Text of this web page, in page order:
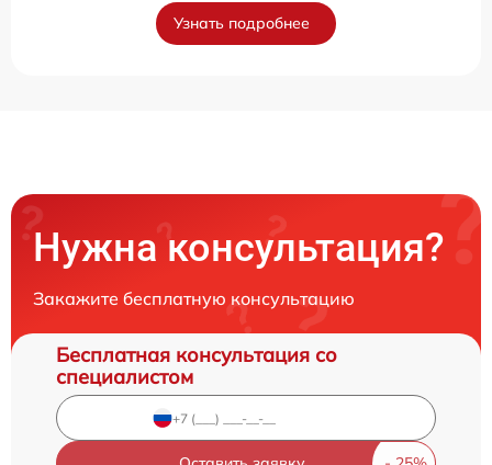
Узнать подробнее
Нужна консультация?
Закажите бесплатную консультацию
Бесплатная консультация со
специалистом